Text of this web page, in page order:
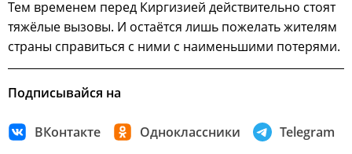
Тем временем перед Киргизией действительно стоят
тяжёлые вызовы. И остаётся лишь пожелать жителям
страны справиться с ними с наименьшими потерями.
Подписывайся на
ВКонтакте Одноклассники Telegram